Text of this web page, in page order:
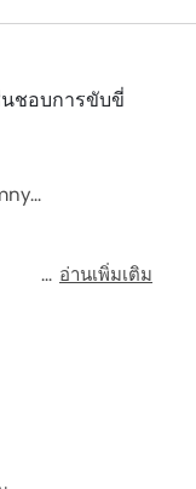
ชอบการขับขี่
อ่านเพิ่มเติม